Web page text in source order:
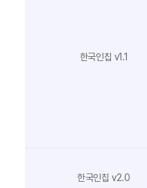
한국인칩 v1.1
한국인칩 v2.0